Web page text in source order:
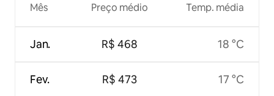
Mês
Jan.
Fev.
Preço médio
R$ 468
R$ 473
Temp. média
18 °C
17 °C